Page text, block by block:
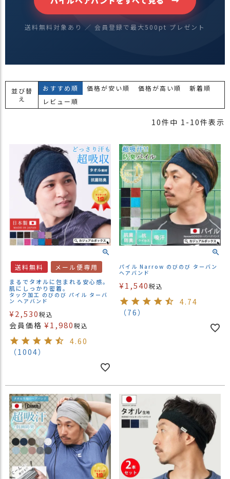
送料無料対象あり ／ 会員登録で最大500pt プレゼント
並び替
え
おすすめ順 価格が安い順 価格が高い順
新着順
レビュー順
10件中 1 - 10件表示
送料無料 メール便専用
まるでタオルに包まれる安心感。
肌にしっかり密着。
タック加工 のびのび パイル ターバ
ン ヘアバンド
¥2,530税込
会員価格 ¥1,980税込
4.60
（1004）
パイル Narrow のびのび ターバン
ヘアバンド
¥1,540税込
4.74
（76）